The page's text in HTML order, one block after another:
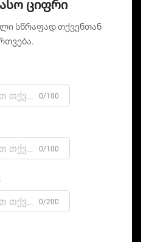
ციფრი
სწრაფად თქვენთან
0/100
0/100
0/200